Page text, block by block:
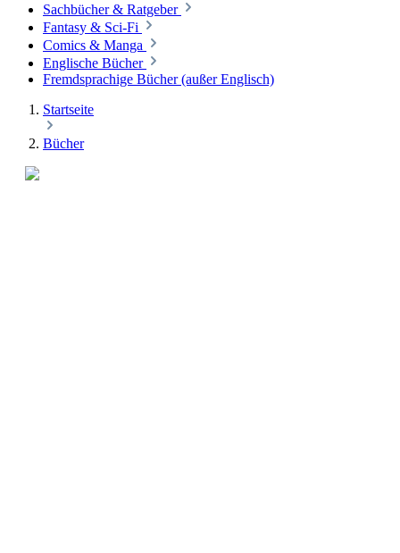
Sachbücher & Ratgeber
Fantasy & Sci-Fi
Comics & Manga
Englische Bücher
Fremdsprachige Bücher (außer Englisch)
Startseite
Bücher